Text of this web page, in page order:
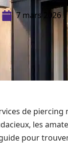
7 mars 2026
de piercing
les
pour